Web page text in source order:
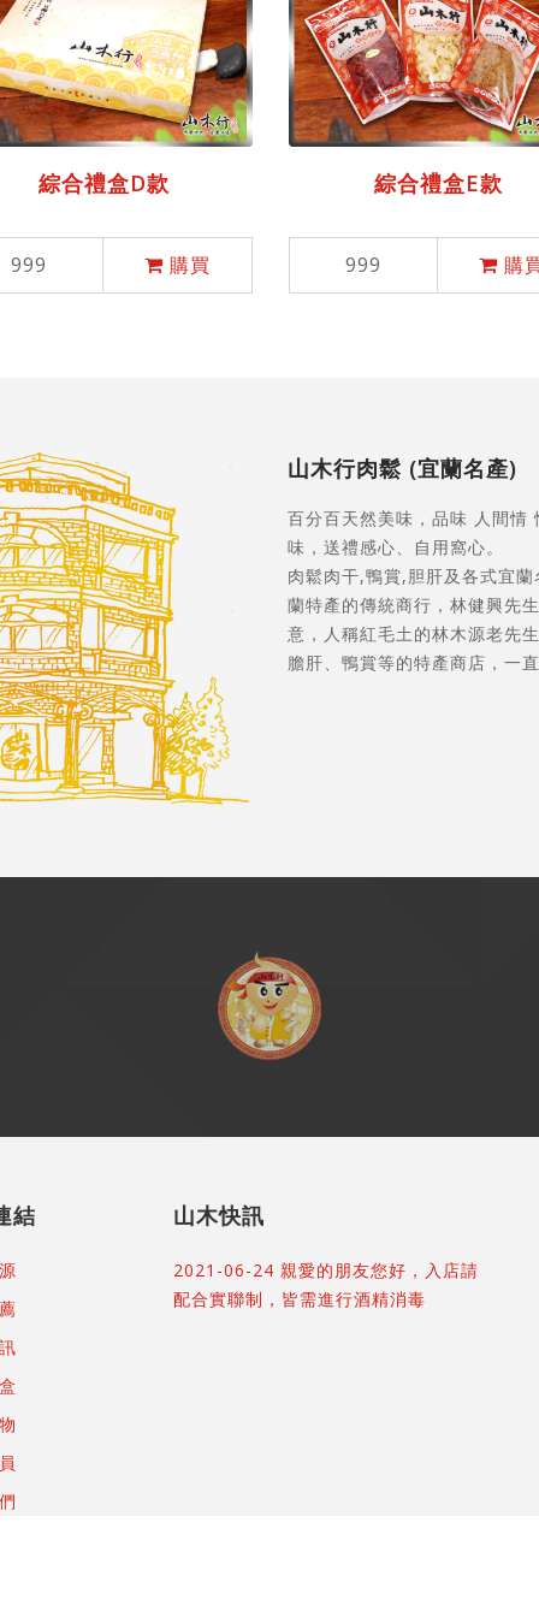
綜合禮盒D款
999 購買
綜合禮盒E款
999 購
山木行肉鬆 (宜蘭名產)
百分百天然美味，品味 人間情
味，送禮感心、自用窩心。
肉鬆肉干,鴨賞,胆肝及各式宜
蘭特產的傳統商行，林健興先
意，人稱紅毛土的林木源老先
膽肝、鴨賞等的特產商店，一
結 山木快訊
2021-06-24 親愛的朋友您好，入店請
配合實聯制，皆需進行酒精消毒